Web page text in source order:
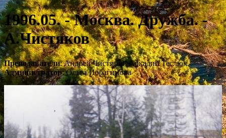
1996.05. - Москва. Дружба. -
А.Чистяков
Преподаватели: Андрей Чистяков, Аркадий Теслюк.
Администратор: Ольга Ибрагимова